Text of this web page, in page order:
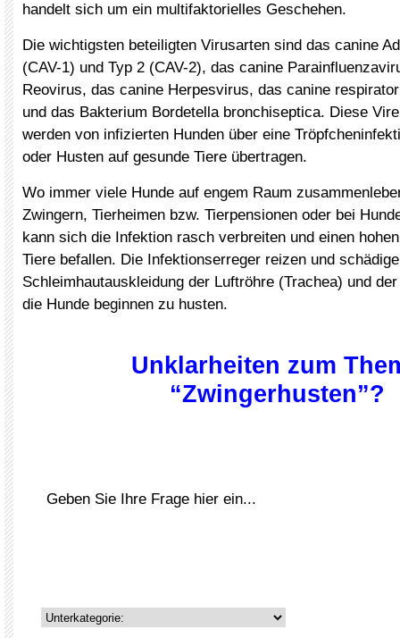
handelt sich um ein multifaktorielles Geschehen.
Die wichtigsten beteiligten Virusarten sind das canine
(CAV-1) und Typ 2 (CAV-2), das canine
Reovirus, das canine Herpesvirus, das canine
und das Bakterium Bordetella bronchiseptica. Diese
werden von infizierten Hunden über eine
oder Husten auf gesunde Tiere übertragen.
Wo immer viele Hunde auf engem Raum
Zwingern, Tierheimen bzw. Tierpensionen oder bei
kann sich die Infektion rasch verbreiten und einen
Tiere befallen. Die Infektionserreger reizen und
Schleimhautauskleidung der Luftröhre (Trachea) und
die Hunde beginnen zu husten.
Unklarheiten zum
“Zwingerhusten”?